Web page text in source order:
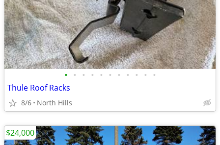
• • • • • • • • • • •
Thule Roof Racks
8/6 North Hills
$24,000